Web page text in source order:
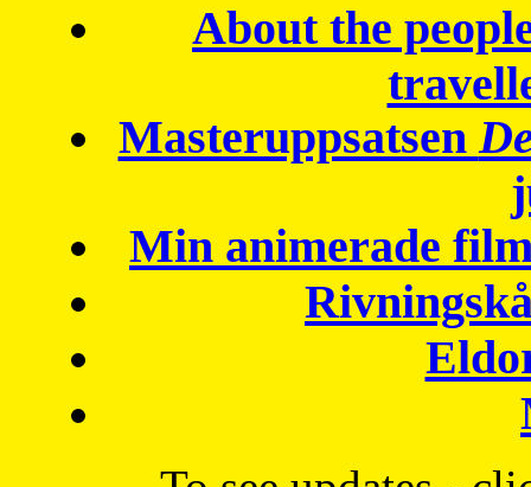
About the
Masteruppsatsen
Min animerade